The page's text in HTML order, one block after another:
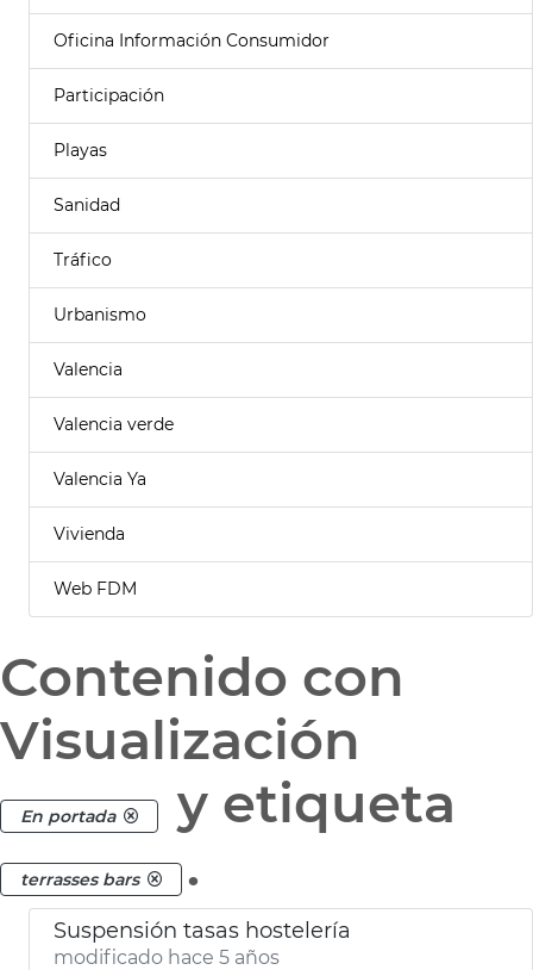
Oficina Información Consumidor
Participación
Playas
Sanidad
Tráfico
Urbanismo
Valencia
Valencia verde
Valencia Ya
Vivienda
Web FDM
Contenido con
Visualización
En portada y etiqueta
terrasses bars .
Suspensión tasas hostelería
modificado hace 5 años